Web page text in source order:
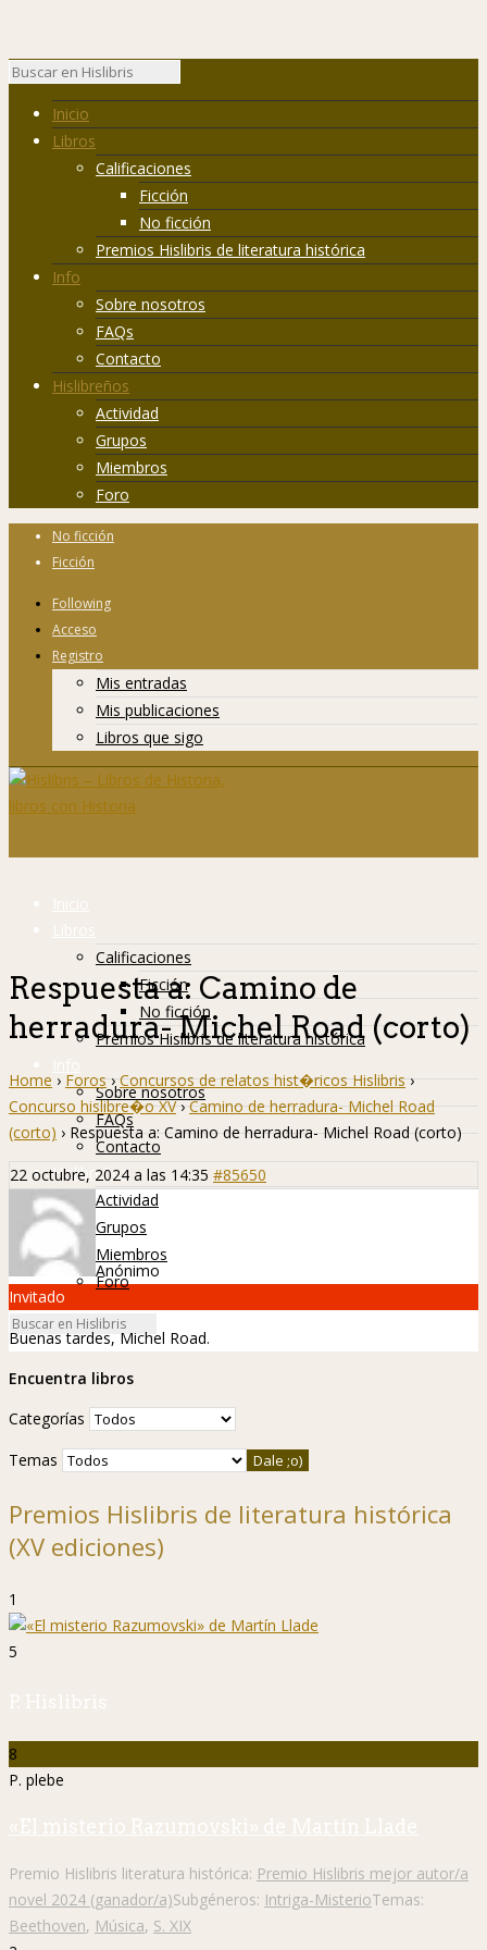
Inicio
Libros
Calificaciones
Ficción
No ficción
Premios Hislibris de literatura histórica
Info
Sobre nosotros
FAQs
Contacto
Hislibreños
Actividad
Grupos
Miembros
Foro
No ficción
Ficción
Following
Acceso
Registro
Mis entradas
Mis publicaciones
Libros que sigo
Inicio
Libros
Calificaciones
Ficción
No ficción
Premios Hislibris de literatura histórica
Info
Sobre nosotros
FAQs
Contacto
Hislibreños
Actividad
Grupos
Miembros
Foro
Respuesta a: Camino de
herradura- Michel Road (corto)
Home › Foros › Concursos de relatos hist�ricos Hislibris ›
Concurso hislibre�o XV › Camino de herradura- Michel Road
(corto) › Respuesta a: Camino de herradura- Michel Road (corto)
22 octubre, 2024 a las 14:35 #85650
Anónimo
Invitado
Buenas tardes, Michel Road.
Encuentra libros
Categorías
Temas
Premios Hislibris de literatura histórica
(XV ediciones)
1
5
P. Hislibris
8
P. plebe
«El misterio Razumovski» de Martín Llade
Premio Hislibris literatura histórica: Premio Hislibris mejor autor/a
novel 2024 (ganador/a)Subgéneros: Intriga-MisterioTemas:
Beethoven, Música, S. XIX